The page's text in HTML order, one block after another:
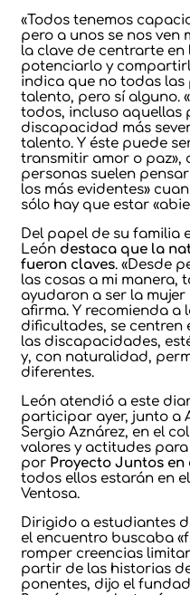
«Todos tenemos
pero a unos se nos ven
la clave de centrarte en
potenciarlo y
indica que no todas las
talento, pero sí alguno.
todos, incluso aquellas
discapacidad más
talento. Y éste puede
transmitir amor o paz»,
personas suelen
los más evidentes»
sólo hay que estar
Del papel de su familia
León destaca que la
fueron claves. «Desde
las cosas a mi manera,
ayudaron a ser la
afirma. Y recomienda a
dificultades, se centren
las discapacidades,
y, con naturalidad,
diferentes.
León atendió a este
participar ayer, junto a
Sergio Aznárez, en el
valores y actitudes para
por Proyecto Juntos
todos ellos estarán en
Ventosa.
Dirigido a estudiantes
el encuentro buscaba
romper creencias
partir de las historias
ponentes, dijo el